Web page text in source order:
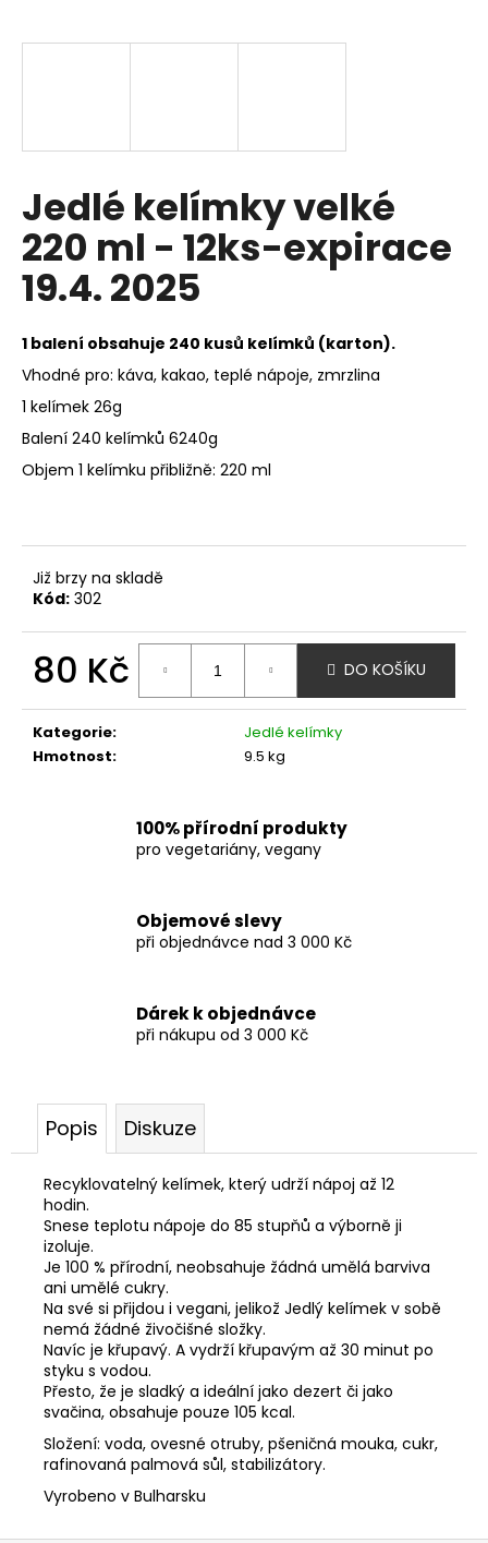
Jedlé kelímky velké
220 ml - 12ks-expirace
19.4. 2025
1 balení obsahuje 240 kusů kelímků (karton).
Vhodné pro: káva, kakao, teplé nápoje, zmrzlina
1 kelímek 26g
Balení 240 kelímků 6240g
Objem 1 kelímku přibližně: 220 ml
Již brzy na skladě
Kód: 302
80 Kč
cena:
DO KOŠÍKU
Kategorie:
Jedlé kelímky
Hmotnost: 9.5 kg
100% přírodní produkty
pro vegetariány, vegany
Objemové slevy
při objednávce nad 3 000 Kč
Dárek k objednávce
při nákupu od 3 000 Kč
Popis Diskuze
Recyklovatelný kelímek, který udrží nápoj až 12
hodin.
Snese teplotu nápoje do 85 stupňů a výborně ji
izoluje.
Je 100 % přírodní, neobsahuje žádná umělá barviva
ani umělé cukry.
Na své si přijdou i vegani, jelikož Jedlý kelímek v sobě
nemá žádné živočišné složky.
Navíc je křupavý. A vydrží křupavým až 30 minut po
styku s vodou.
Přesto, že je sladký a ideální jako dezert či jako
svačina, obsahuje pouze 105 kcal.
Složení: voda, ovesné otruby, pšeničná mouka, cukr,
rafinovaná palmová sůl, stabilizátory.
Vyrobeno v Bulharsku
j
?
HLEDAT
D
o
p
o
r
u
j
m
e